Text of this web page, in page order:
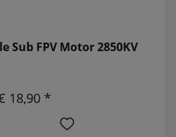
Sub FPV Motor 2850KV
18,90 *